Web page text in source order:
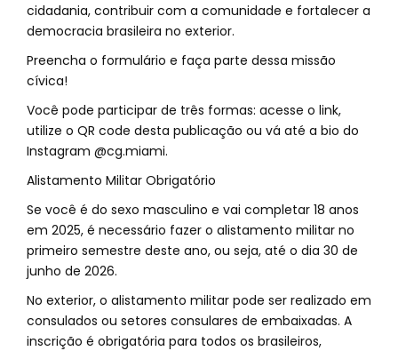
cidadania, contribuir com a comunidade e fortalecer a
democracia brasileira no exterior.
Preencha o formulário e faça parte dessa missão
cívica!
Você pode participar de três formas: acesse o link,
utilize o QR code desta publicação ou vá até a bio do
Instagram @cg.miami.
Alistamento Militar Obrigatório
Se você é do sexo masculino e vai completar 18 anos
em 2025, é necessário fazer o alistamento militar no
primeiro semestre deste ano, ou seja, até o dia 30 de
junho de 2026.
No exterior, o alistamento militar pode ser realizado em
consulados ou setores consulares de embaixadas. A
inscrição é obrigatória para todos os brasileiros,